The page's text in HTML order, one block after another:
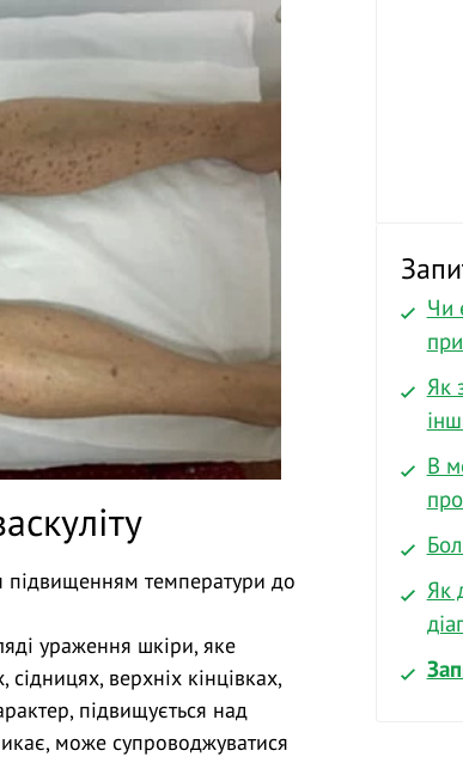
Чи
Як
В
Як
підвищенням температури до
ураження шкіри, яке
верхніх кінцівках,
підвищується над
може супроводжуватися